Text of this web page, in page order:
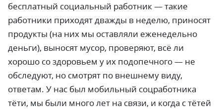
бесплатный социальный работник—такие
работники приходят дважды в неделю, приносят
продукты (на них мы оставляли еженедельно
деньги), выносят мусор, проверяют, всё ли
хорошо со здоровьем у их подопечного— не
обследуют, но смотрят по внешнему виду,
ответам. У нас был мобильный соцработника
тёти, мы были много лет на связи, и когда с тётей